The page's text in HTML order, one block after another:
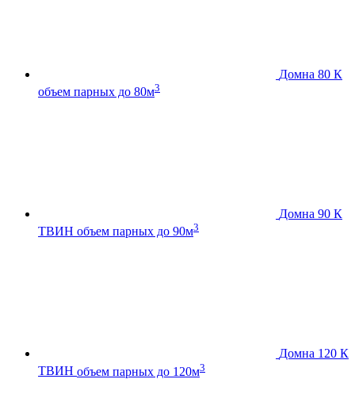
Домна 80 К
объем парных до 80м3
Домна 90 К
ТВИН объем парных до 90м3
Домна 120 К
ТВИН объем парных до 120м3